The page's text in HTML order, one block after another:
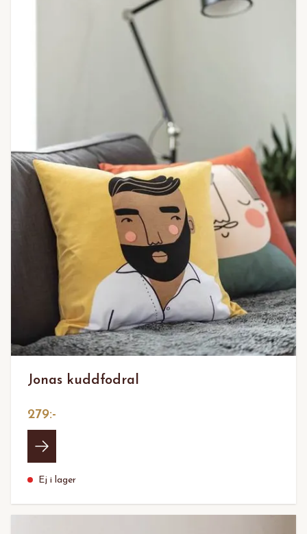
Jonas kuddfodral
279:-
Ej i lager